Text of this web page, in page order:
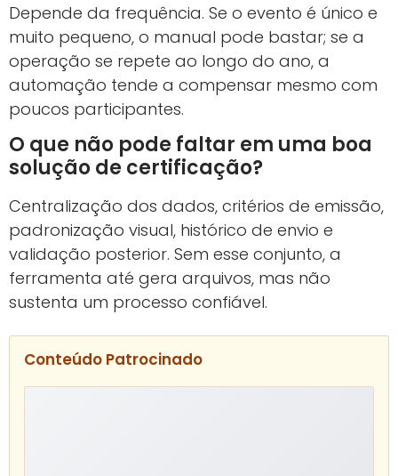
Depende da frequência. Se o evento é único e
muito pequeno, o manual pode bastar; se a
operação se repete ao longo do ano, a
automação tende a compensar mesmo com
poucos participantes.
O que não pode faltar em uma boa
solução de certificação?
Centralização dos dados, critérios de emissão,
padronização visual, histórico de envio e
validação posterior. Sem esse conjunto, a
ferramenta até gera arquivos, mas não
sustenta um processo confiável.
Conteúdo Patrocinado